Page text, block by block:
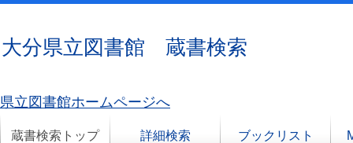
大分県立図書館 蔵書検索
県立図書館ホームページへ
蔵書検索トップ 詳細検索 ブックリスト